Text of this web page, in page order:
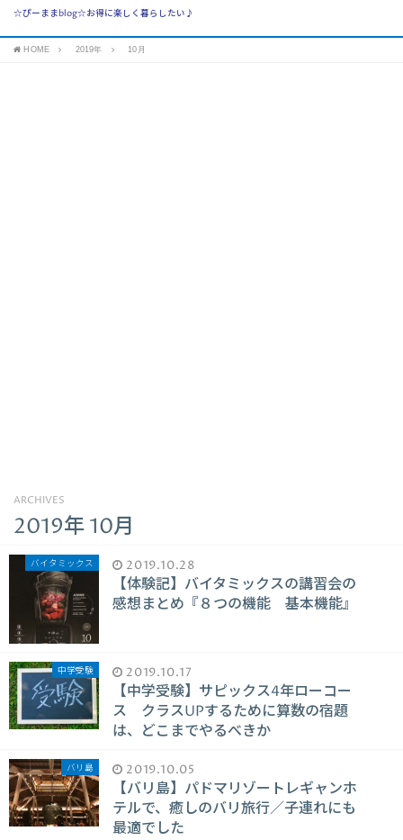
☆ぴーままblog☆お得に楽しく暮らしたい♪
HOME 2019年 10月
ARCHIVES
2019年 10月
バイタミックス 2019.10.28
【体験記】バイタミックスの講習会の
感想まとめ『８つの機能 基本機能』
中学受験 2019.10.17
【中学受験】サピックス4年ローコー
ス クラスUPするために算数の宿題
は、どこまでやるべきか
バリ島 2019.10.05
【バリ島】パドマリゾートレギャンホ
テルで、癒しのバリ旅行／子連れにも
最適でした